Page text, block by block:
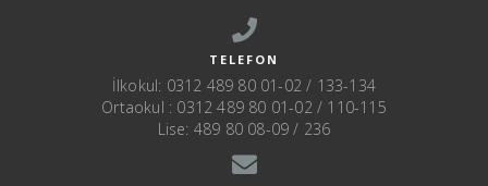
TELEFON
İlkokul: 0312 489 80 01-02 / 133-134
Ortaokul : 0312 489 80 01-02 / 110-115
Lise: 489 80 08-09 / 236